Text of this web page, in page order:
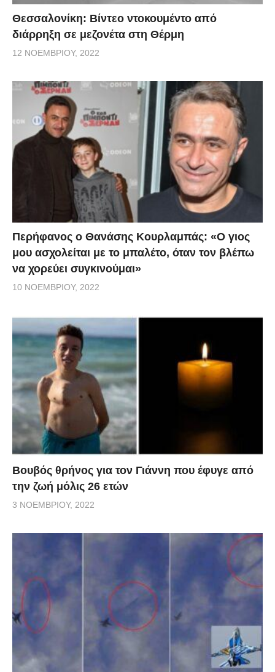
Θεσσαλονίκη: Βίντεο ντοκουμέντο από
διάρρηξη σε μεζονέτα στη Θέρμη
12 ΝΟΕΜΒΡΊΟΥ, 2022
Περήφανος ο Θανάσης Κουρλαμπάς: «Ο γιος
μου ασχολείται με το μπαλέτο, όταν τον βλέπω
να χορεύει συγκινούμαι»
10 ΝΟΕΜΒΡΊΟΥ, 2022
Βουβός θρήνος για τον Γιάννη που έφυγε από
την ζωή μόλις 26 ετών
3 ΝΟΕΜΒΡΊΟΥ, 2022